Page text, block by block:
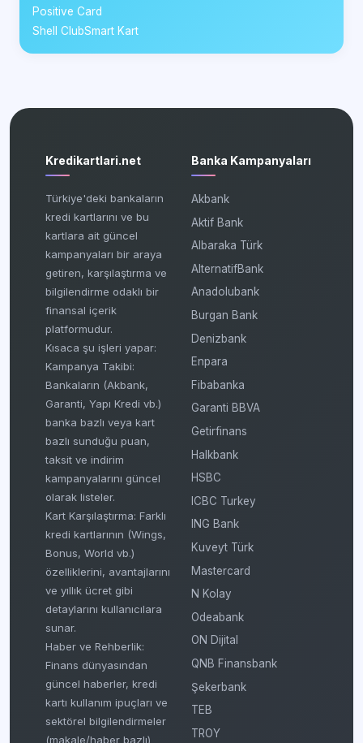
Positive Card
Shell ClubSmart Kart
Kredikartlari.net
Türkiye'deki bankaların
kredi kartlarını ve bu
kartlara ait güncel
kampanyaları bir araya
getiren, karşılaştırma ve
bilgilendirme odaklı bir
finansal içerik
platformudur.
Kısaca şu işleri yapar:
Kampanya Takibi:
Bankaların (Akbank,
Garanti, Yapı Kredi vb.)
banka bazlı veya kart
bazlı sunduğu puan,
taksit ve indirim
kampanyalarını güncel
olarak listeler.
Kart Karşılaştırma: Farklı
kredi kartlarının (Wings,
Bonus, World vb.)
özelliklerini, avantajlarını
ve yıllık ücret gibi
detaylarını kullanıcılara
sunar.
Haber ve Rehberlik:
Finans dünyasından
güncel haberler, kredi
kartı kullanım ipuçları ve
sektörel bilgilendirmeler
(makale/haber bazlı)
Banka Kampanyaları
Akbank
Aktif Bank
Albaraka Türk
AlternatifBank
Anadolubank
Burgan Bank
Denizbank
Enpara
Fibabanka
Garanti BBVA
Getirfinans
Halkbank
HSBC
ICBC Turkey
ING Bank
Kuveyt Türk
Mastercard
N Kolay
Odeabank
ON Dijital
QNB Finansbank
Şekerbank
TEB
TROY